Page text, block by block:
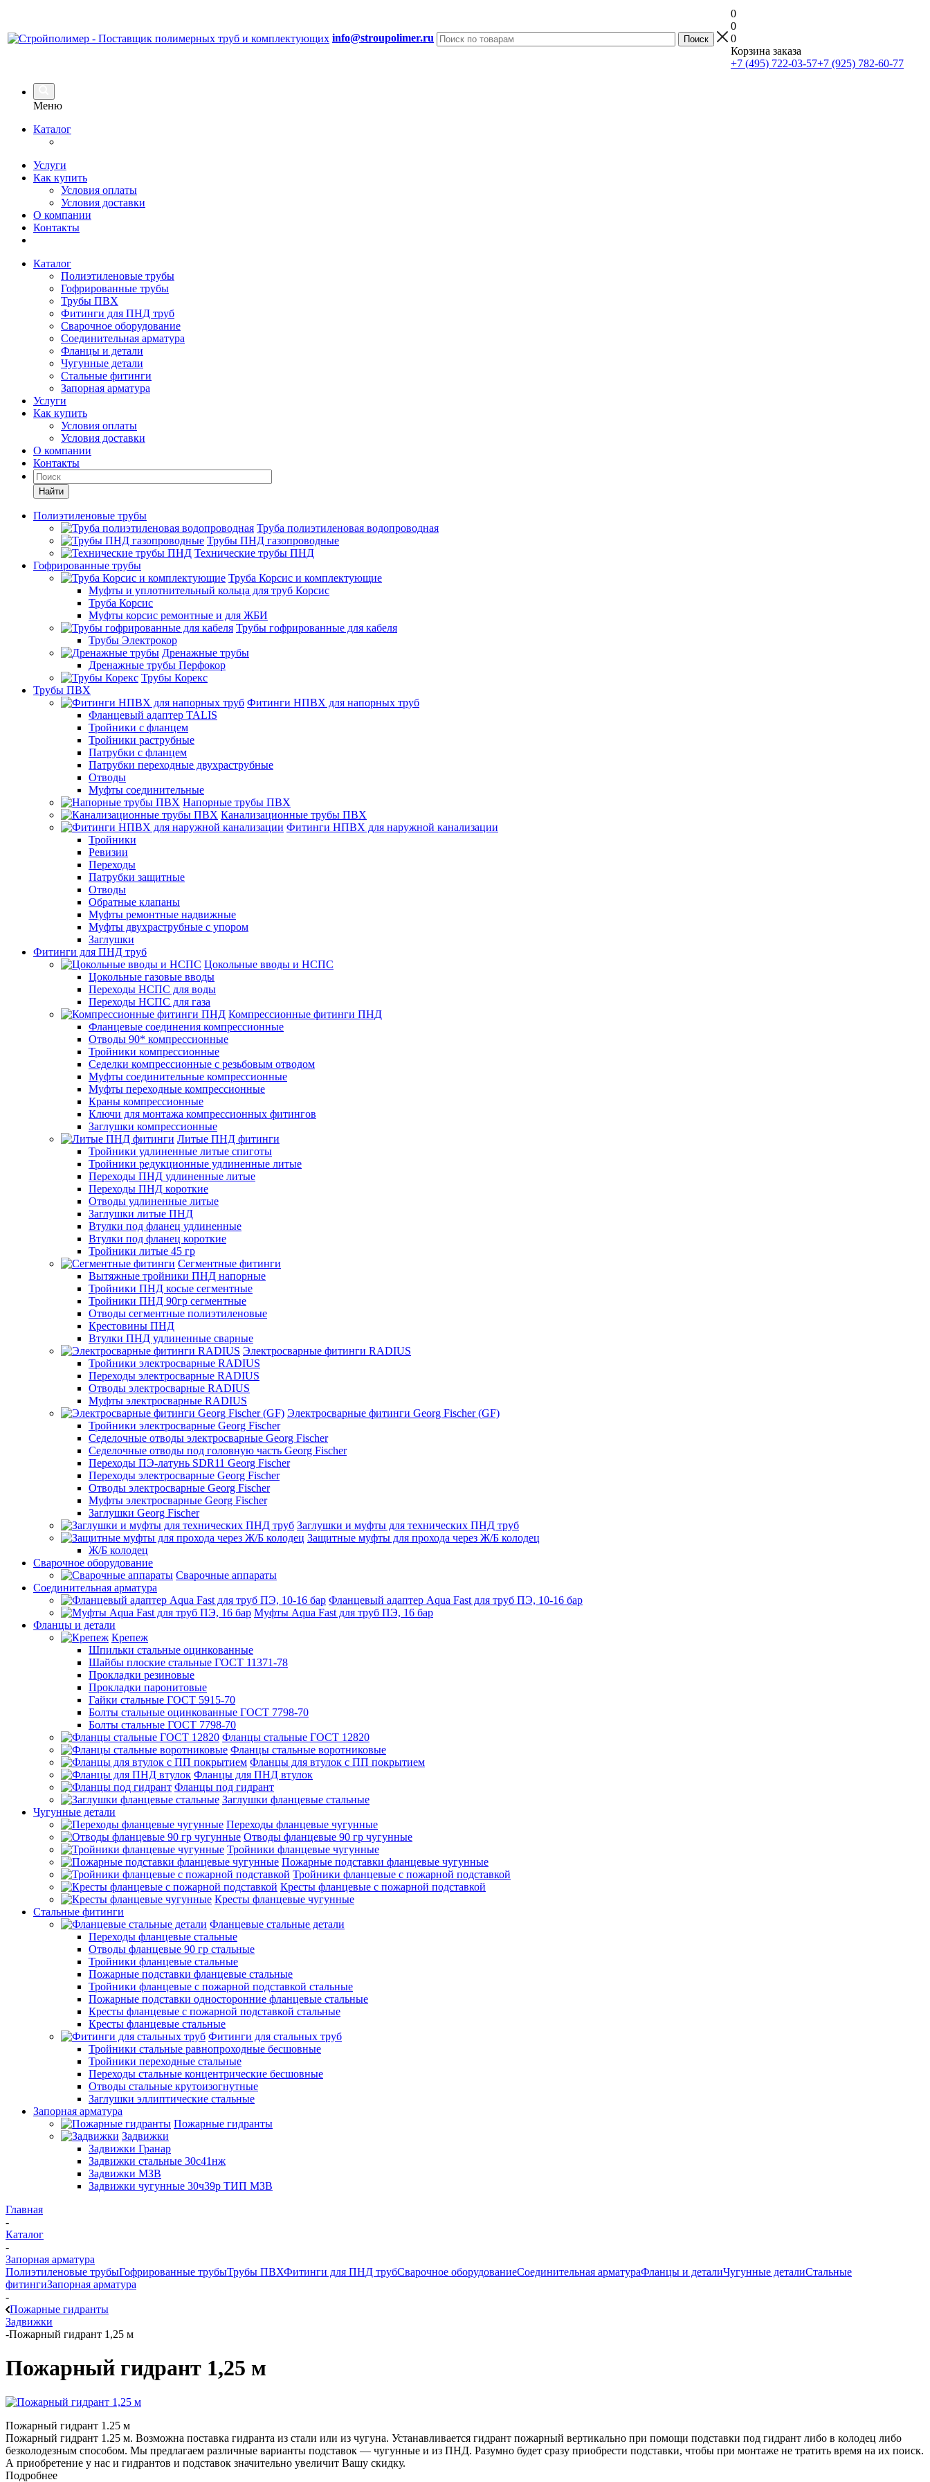
info@stroupolimer.ru
0
0
0
Корзина заказа
+7 (495) 722-03-57+7 (925) 782-60-77
Меню
Каталог
Услуги
Как купить
Условия оплаты
Условия доставки
О компании
Контакты
Каталог
Полиэтиленовые трубы
Гофрированные трубы
Трубы ПВХ
Фитинги для ПНД труб
Сварочное оборудование
Соединительная арматура
Фланцы и детали
Чугунные детали
Стальные фитинги
Запорная арматура
Услуги
Как купить
Условия оплаты
Условия доставки
О компании
Контакты
Найти
Полиэтиленовые трубы
Труба полиэтиленовая водопроводная
Трубы ПНД газопроводные
Технические трубы ПНД
Гофрированные трубы
Труба Корсис и комплектующие
Муфты и уплотнительный кольца для труб Корсис
Труба Корсис
Муфты корсис ремонтные и для ЖБИ
Трубы гофрированные для кабеля
Трубы Электрокор
Дренажные трубы
Дренажные трубы Перфокор
Трубы Корекс
Трубы ПВХ
Фитинги НПВХ для напорных труб
Фланцевый адаптер TALIS
Тройники с фланцем
Тройники раструбные
Патрубки с фланцем
Патрубки переходные двухраструбные
Отводы
Муфты соединительные
Напорные трубы ПВХ
Канализационные трубы ПВХ
Фитинги НПВХ для наружной канализации
Тройники
Ревизии
Переходы
Патрубки защитные
Отводы
Обратные клапаны
Муфты ремонтные надвижные
Муфты двухраструбные с упором
Заглушки
Фитинги для ПНД труб
Цокольные вводы и НСПС
Цокольные газовые вводы
Переходы НСПС для воды
Переходы НСПС для газа
Компрессионные фитинги ПНД
Фланцевые соединения компрессионные
Отводы 90* компрессионные
Тройники компрессионные
Седелки компрессионные с резьбовым отводом
Муфты соединительные компрессионные
Муфты переходные компрессионные
Краны компрессионные
Ключи для монтажа компрессионных фитингов
Заглушки компрессионные
Литые ПНД фитинги
Тройники удлиненные литые спиготы
Тройники редукционные удлиненные литые
Переходы ПНД удлиненные литые
Переходы ПНД короткие
Отводы удлиненные литые
Заглушки литые ПНД
Втулки под фланец удлиненные
Втулки под фланец короткие
Тройники литые 45 гр
Сегментные фитинги
Вытяжные тройники ПНД напорные
Тройники ПНД косые сегментные
Тройники ПНД 90гр сегментные
Отводы сегментные полиэтиленовые
Крестовины ПНД
Втулки ПНД удлиненные сварные
Электросварные фитинги RADIUS
Тройники электросварные RADIUS
Переходы электросварные RADIUS
Отводы электросварные RADIUS
Муфты электросварные RADIUS
Электросварные фитинги Georg Fischer (GF)
Тройники электросварные Georg Fischer
Седелочные отводы электросварные Georg Fischer
Седелочные отводы под головную часть Georg Fischer
Переходы ПЭ-латунь SDR11 Georg Fischer
Переходы электросварные Georg Fischer
Отводы электросварные Georg Fischer
Муфты электросварные Georg Fischer
Заглушки Georg Fischer
Заглушки и муфты для технических ПНД труб
Защитные муфты для прохода через Ж/Б колодец
Ж/Б колодец
Сварочное оборудование
Сварочные аппараты
Соединительная арматура
Фланцевый адаптер Aqua Fast для труб ПЭ, 10-16 бар
Муфты Aqua Fast для труб ПЭ, 16 бар
Фланцы и детали
Крепеж
Шпильки стальные оцинкованные
Шайбы плоские стальные ГОСТ 11371-78
Прокладки резиновые
Прокладки паронитовые
Гайки стальные ГОСТ 5915-70
Болты стальные оцинкованные ГОСТ 7798-70
Болты стальные ГОСТ 7798-70
Фланцы стальные ГОСТ 12820
Фланцы стальные воротниковые
Фланцы для втулок с ПП покрытием
Фланцы для ПНД втулок
Фланцы под гидрант
Заглушки фланцевые стальные
Чугунные детали
Переходы фланцевые чугунные
Отводы фланцевые 90 гр чугунные
Тройники фланцевые чугунные
Пожарные подставки фланцевые чугунные
Тройники фланцевые с пожарной подставкой
Кресты фланцевые с пожарной подставкой
Кресты фланцевые чугунные
Стальные фитинги
Фланцевые стальные детали
Переходы фланцевые стальные
Отводы фланцевые 90 гр стальные
Тройники фланцевые стальные
Пожарные подставки фланцевые стальные
Тройники фланцевые с пожарной подставкой стальные
Пожарные подставки односторонние фланцевые стальные
Кресты фланцевые с пожарной подставкой стальные
Кресты фланцевые стальные
Фитинги для стальных труб
Тройники стальные равнопроходные бесшовные
Тройники переходные стальные
Переходы стальные концентрические бесшовные
Отводы стальные крутоизогнутные
Заглушки эллиптические стальные
Запорная арматура
Пожарные гидранты
Задвижки
Задвижки Гранар
Задвижки стальные 30с41нж
Задвижки МЗВ
Задвижки чугунные 30ч39р ТИП МЗВ
Главная
-
Каталог
-
Запорная арматура
Полиэтиленовые трубыГофрированные трубыТрубы ПВХФитинги для ПНД трубСварочное оборудованиеСоединительная арматураФланцы и деталиЧугунные деталиСтальные
фитингиЗапорная арматура
-
Пожарные гидранты
Задвижки
-Пожарный гидрант 1,25 м
Пожарный гидрант 1,25 м
Пожарный гидрант 1.25 м
Пожарный гидрант 1.25 м. Возможна поставка гидранта из стали или из чугуна. Устанавливается гидрант пожарный вертикально при помощи подставки под гидрант либо в колодец либо
безколодезным способом. Мы предлагаем различные варианты подставок — чугунные и из ПНД. Разумно будет сразу приобрести подставки, чтобы при монтаже не тратить время на их поиск.
А приобретение у нас и гидрантов и подставок значительно увеличит Вашу скидку.
Подробнее